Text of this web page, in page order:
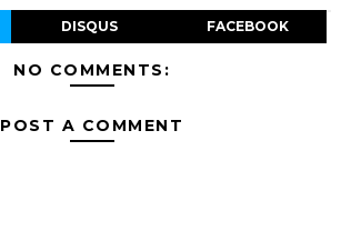
DISQUS FACEBOOK
NO COMMENTS:
POST A COMMENT